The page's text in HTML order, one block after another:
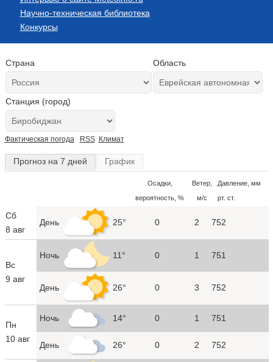
Научно-техническая библиотека
Конкурсы
Страна Область
Станция (город)
Фактическая погода RSS Климат
Прогноз на 7 дней График
Осадки,
вероятность, %
Ветер,
м/с
Давление, мм
рт. ст.
Сб
8 авг
День 25° 0 2 752
Вс
9 авг
Ночь 11° 0 1 751
День 26° 0 3 752
Пн
10 авг
Ночь 14° 0 1 751
День 26° 0 2 752